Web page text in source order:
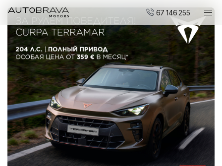
67 146 255
Автомобили
Мотоциклы DUCATI
Новые авто
Малопользованные авто
Сервис и обслуживание
Центр ремонта кузовов
AUTOBRAVA Motors